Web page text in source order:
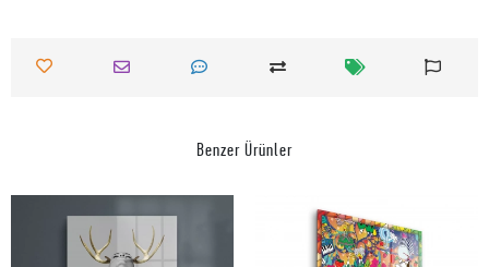
Benzer Ürünler